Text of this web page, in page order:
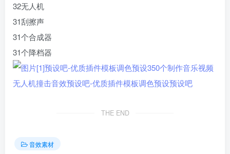
32无人机
31刮擦声
31个合成器
31个降档器
THE END
音效素材